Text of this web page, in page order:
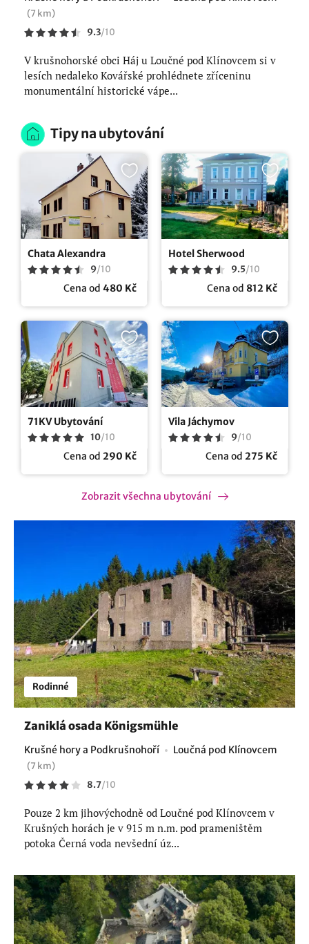
(7 km)
9.3/10
V krušnohorské obci Háj u Loučné pod Klínovcem si v
lesích nedaleko Kovářské prohlédnete zříceninu
monumentální historické vápe...
Tipy na ubytování
Chata Alexandra
9/10
Cena od 480 Kč
Hotel Sherwood
9.5/10
Cena od 812 Kč
71KV Ubytování
10/10
Cena od 290 Kč
Vila Jáchymov
9/10
Cena od 275 Kč
Zobrazit všechna ubytování
Rodinné
Zaniklá osada Königsmühle
Krušné hory a Podkrušnohoří Loučná pod Klínovcem
(7 km)
8.7/10
Pouze 2 km jihovýchodně od Loučné pod Klínovcem v
Krušných horách je v 915 m n.m. pod prameništěm
potoka Černá voda nevšední úz...